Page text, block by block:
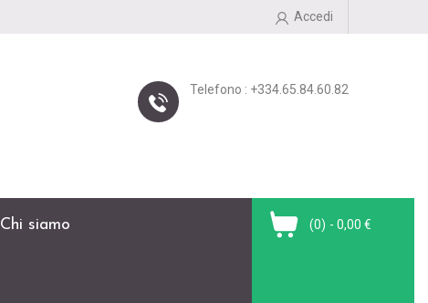
Accedi
Telefono : +334.65.84.60.82
Chi siamo (0) - 0,00 €